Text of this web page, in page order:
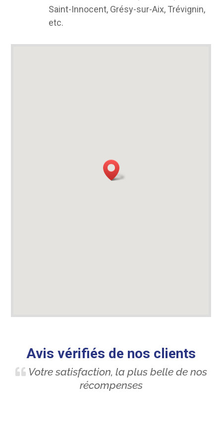
Saint-Innocent, Grésy-sur-Aix, Trévignin,
etc.
Avis vérifiés de nos clients
Votre satisfaction, la plus belle de nos
récompenses